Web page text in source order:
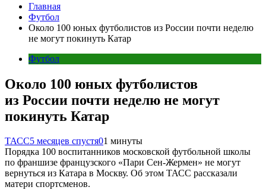
Главная
Футбол
Около 100 юных футболистов из России почти неделю
не могут покинуть Катар
Футбол
Около 100 юных футболистов
из России почти неделю не могут
покинуть Катар
ТАСС5 месяцев спустя01 минуты
Порядка 100 воспитанников московской футбольной школы
по франшизе французского «Пари Сен-Жермен» не могут
вернуться из Катара в Москву. Об этом ТАСС рассказали
матери спортсменов.